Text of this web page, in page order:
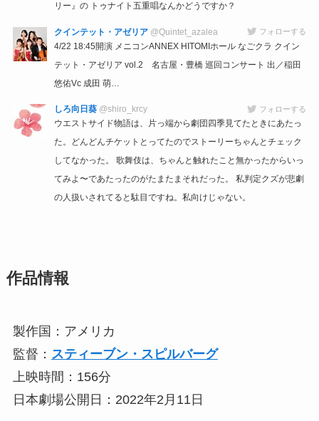
リー』の トゥナイト五重唱なんかどうですか？
クインテット・アゼリア @Quintet_azalea フォローする
4/22 18:45開演 メニコンANNEX HITOMIホール なごクラ クイン
テット・アゼリア vol.2 名古屋・豊橋 巡回コンサート 出／稲田
悠佑Vc 成田 萌…
しろ向日葵 @shiro_krcy フォローする
ウエストサイド物語は、片っ端から劇団四季見てたときにあたっ
た。どんどんチケットとってたのでストーリーちゃんとチェック
してなかった。 歌舞伎は、ちゃんと触れたこと無かったからいっ
てみよ〜であたったのがたまたまそれだった。 私判定クズが悲劇
の人扱いされてると駄目ですね。私向けじゃない。
作品情報
製作国：アメリカ
監督： スティーブン・スピルバーグ
上映時間：156分
日本劇場公開日：2022年2月11日